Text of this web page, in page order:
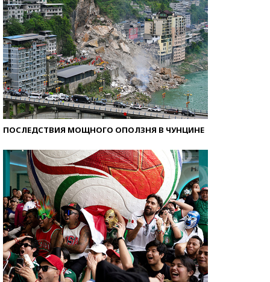
ПОСЛЕДСТВИЯ МОЩНОГО ОПОЛЗНЯ В ЧУНЦИНЕ